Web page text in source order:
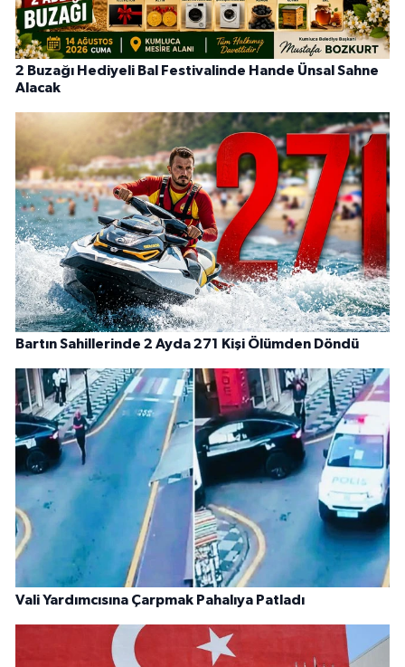
2 Buzağı Hediyeli Bal Festivalinde Hande Ünsal Sahne
Alacak
Bartın Sahillerinde 2 Ayda 271 Kişi Ölümden Döndü
Vali Yardımcısına Çarpmak Pahalıya Patladı